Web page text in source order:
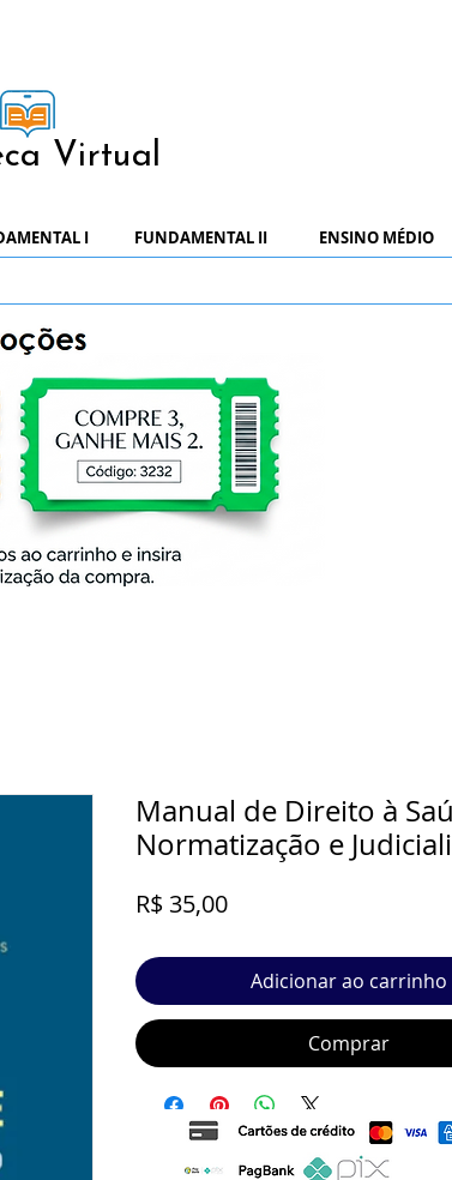
Virtual
I FUNDAMENTAL II ENSINO MÉDIO
Manual de Direito à
Normatização e
R$ 35,00Preço
Adicionar ao carrinho
Comprar